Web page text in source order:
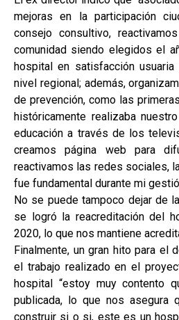
mejoras en la participación
consejo consultivo,
comunidad siendo elegidos el
hospital en satisfacción
nivel regional; además,
de prevención, como las
históricamente realizaba
educación a través de los
creamos página web para
reactivamos las redes sociales,
fue fundamental durante mi
No se puede tampoco dejar de
se logró la reacreditación del
2020, lo que nos mantiene
Finalmente, un gran hito para el
el trabajo realizado en el
hospital “estoy muy contento
publicada, lo que nos
construir si o si, este es un